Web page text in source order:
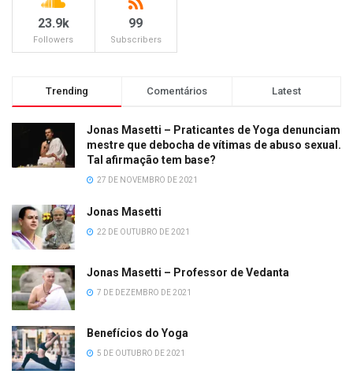
23.9k
Followers
99
Subscribers
Trending Comentários Latest
Jonas Masetti – Praticantes de Yoga denunciam
mestre que debocha de vítimas de abuso sexual.
Tal afirmação tem base?
27 DE NOVEMBRO DE 2021
Jonas Masetti
22 DE OUTUBRO DE 2021
Jonas Masetti – Professor de Vedanta
7 DE DEZEMBRO DE 2021
Benefícios do Yoga
5 DE OUTUBRO DE 2021